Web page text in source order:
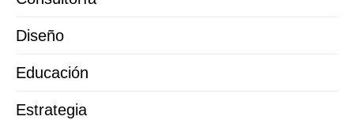
Diseño
Educación
Estrategia